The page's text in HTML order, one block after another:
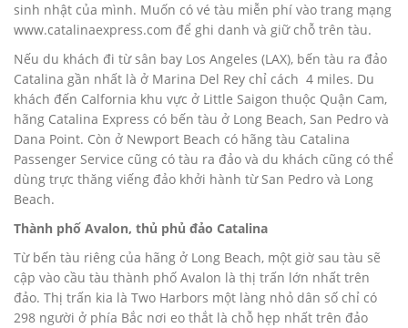
sinh nhật của mình. Muốn có vé tàu miễn phí vào trang mạng
www.catalinaexpress.com để ghi danh và giữ chỗ trên tàu.
Nếu du khách đi từ sân bay Los Angeles (LAX), bến tàu ra đảo
Catalina gần nhất là ở Marina Del Rey chỉ cách 4 miles. Du
khách đến Calfornia khu vực ở Little Saigon thuộc Quận Cam,
hãng Catalina Express có bến tàu ở Long Beach, San Pedro và
Dana Point. Còn ở Newport Beach có hãng tàu Catalina
Passenger Service cũng có tàu ra đảo và du khách cũng có thể
dùng trực thăng viếng đảo khởi hành từ San Pedro và Long
Beach.
Thành phố Avalon, thủ phủ đảo Catalina
Từ bến tàu riêng của hãng ở Long Beach, một giờ sau tàu sẽ
cập vào cầu tàu thành phố Avalon là thị trấn lớn nhất trên
đảo. Thị trấn kia là Two Harbors một làng nhỏ dân số chỉ có
298 người ở phía Bắc nơi eo thắt là chỗ hẹp nhất trên đảo